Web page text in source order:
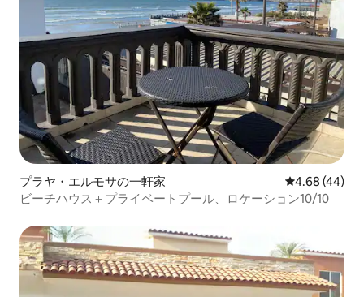
プラヤ・エルモサの一軒家 レビュー44
4.68 (44)
ビーチハウス＋プライベートプール、ロケーション10/10